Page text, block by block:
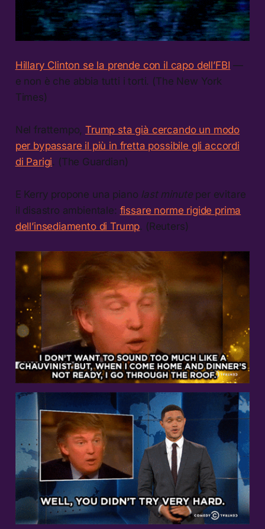
Hillary Clinton se la prende con il capo dell’FBI —
e non è che abbia tutti i torti. (The New York
Times)
Nel frattempo,Trump sta già cercando un modo
per bypassare il più in fretta possibile gli accordi
di Parigi. (The Guardian)
E Kerry propone una piano last minuteper evitare
il disastro ambientale: fissare norme rigide prima
dell’insediamento di Trump. (Reuters)